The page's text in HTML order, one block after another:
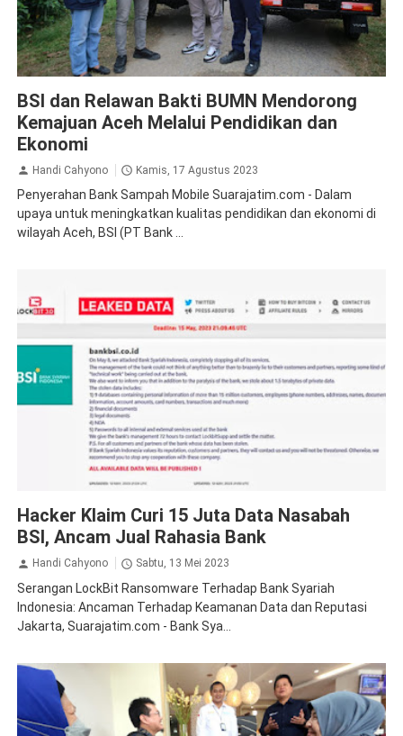
BSI dan Relawan Bakti BUMN Mendorong
Kemajuan Aceh Melalui Pendidikan dan
Ekonomi
Handi Cahyono Kamis, 17 Agustus 2023
Penyerahan Bank Sampah Mobile Suarajatim.com - Dalam
upaya untuk meningkatkan kualitas pendidikan dan ekonomi di
wilayah Aceh, BSI (PT Bank ...
Hacker Klaim Curi 15 Juta Data Nasabah
BSI, Ancam Jual Rahasia Bank
Handi Cahyono Sabtu, 13 Mei 2023
Serangan LockBit Ransomware Terhadap Bank Syariah
Indonesia: Ancaman Terhadap Keamanan Data dan Reputasi
Jakarta, Suarajatim.com - Bank Sya...